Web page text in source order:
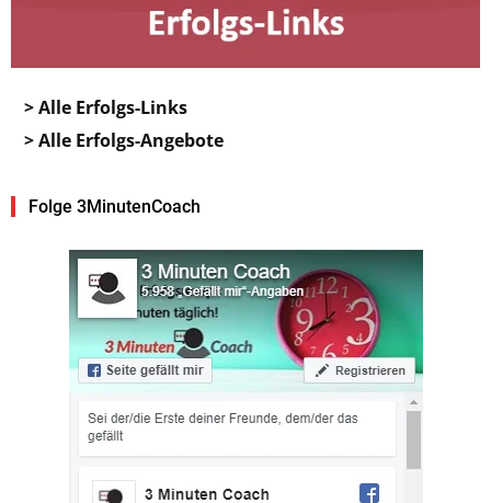
> Alle Erfolgs-Links
> Alle Erfolgs-Angebote
Folge 3MinutenCoach